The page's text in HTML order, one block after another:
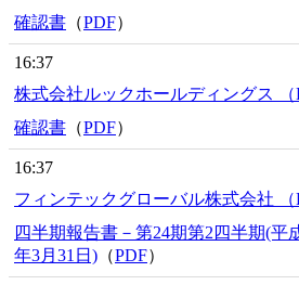
確認書 （PDF）
16:37
株式会社ルックホールディングス （
確認書 （PDF）
16:37
フィンテックグローバル株式会社 （
四半期報告書－第24期第2四半期(平
年3月31日) （PDF）